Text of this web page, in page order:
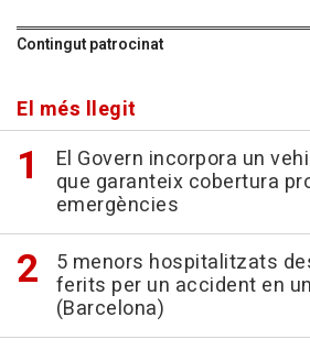
Contingut patrocinat
El més llegit
El Govern incorpora un
que garanteix cobertura
emergències
5 menors hospitalitzats
ferits per un accident en
(Barcelona)